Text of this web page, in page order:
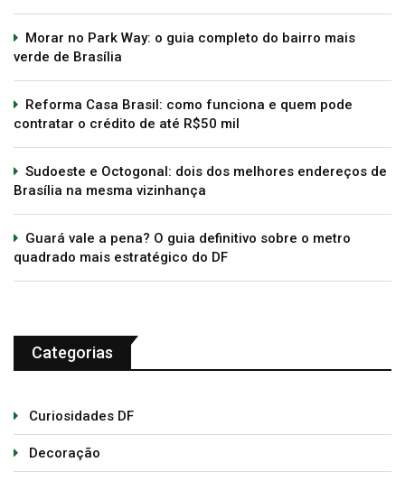
Morar no Park Way: o guia completo do bairro mais
verde de Brasília
Reforma Casa Brasil: como funciona e quem pode
contratar o crédito de até R$50 mil
Sudoeste e Octogonal: dois dos melhores endereços de
Brasília na mesma vizinhança
Guará vale a pena? O guia definitivo sobre o metro
quadrado mais estratégico do DF
Categorias
Curiosidades DF
Decoração